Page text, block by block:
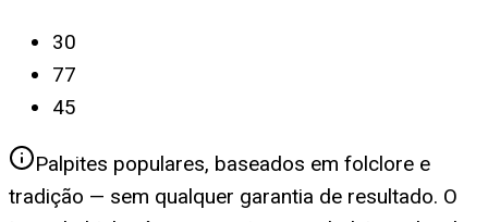
30
77
45
Palpites populares, baseados em folclore e
tradição — sem qualquer garantia de resultado. O